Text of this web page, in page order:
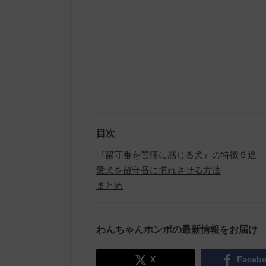
目次
『留守番を苦痛に感じる犬』の特徴５選
愛犬を留守番に慣れさせる方法
まとめ
わんちゃんホンポの最新情報をお届け
X